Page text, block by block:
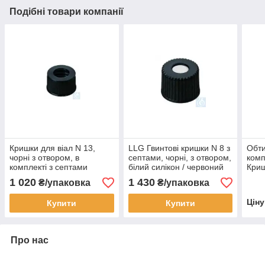
Подібні товари компанії
Кришки для віал N 13,
чорні з отвором, в
комплекті з септами
червона гума / ПТФЕ
бежевий , 100 шт/пак
1 020 ₴/упаковка
Купити
LLG Гвинтові кришки N 8 з
септами, чорні, з отвором,
білий силікон / червоний
ПТФЕ, 100 шт/пак
1 430₴/упаковка
Купити
Про нас